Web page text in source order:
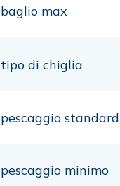
baglio max
tipo di chiglia
pescaggio standard
pescaggio minimo